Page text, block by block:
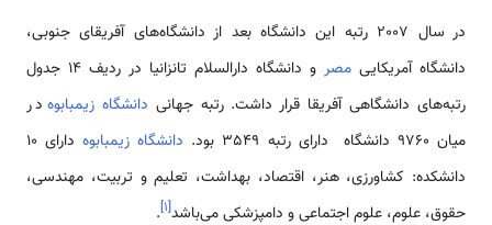
در سال 2007 رتبه این دانشگاه بعد از دانشگاه‌های آفریقای جنوبی،
دانشگاه آمریکاییمصر
و دانشگاه دارالسلام تانزانیا در ردیف 14 جدول
رتبه‌های دانشگاهی آفریقا قرار داشت. رتبه جهانی دانشگاه زیمبابوه در
میان 9760 دانشگاه دارای رتبه 3549 بود.
دانشگاه زیمبابوه
دارای 10
دانشکده: کشاورزی، هنر، اقتصاد، بهداشت، تعلیم و تربیت، مهندسی،
حقوق، علوم، علوم اجتماعی و دامپزشکی می‌باشد[۱]
.